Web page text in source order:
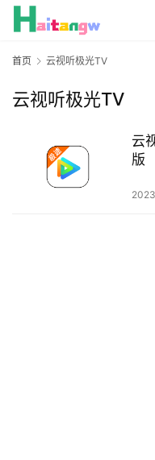
首页 云视听极光TV
云视听极光TV
云
版